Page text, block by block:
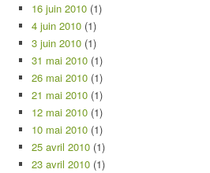
16 juin 2010 (1)
4 juin 2010 (1)
3 juin 2010 (1)
31 mai 2010 (1)
26 mai 2010 (1)
21 mai 2010 (1)
12 mai 2010 (1)
10 mai 2010 (1)
25 avril 2010 (1)
23 avril 2010 (1)